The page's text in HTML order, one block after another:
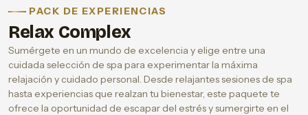
PACK DE EXPERIENCIAS
Relax Complex
Sumérgete en un mundo de excelencia y elige entre una
cuidada selección de spa para experimentar la máxima
relajación y cuidado personal. Desde relajantes sesiones de spa
hasta experiencias que realzan tu bienestar, este paquete te
ofrece la oportunidad de escapar del estrés y sumergirte en el